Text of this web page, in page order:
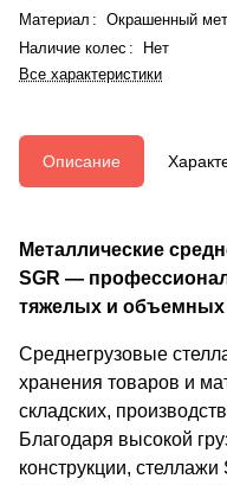
Материал : Окрашенный
Наличие колес :
Нет
Все характеристики
Описание
Металлические
SGR —
тяжелых и объемных
Среднегрузовые
хранения товаров и
складских,
Благодаря высокой
конструкции,